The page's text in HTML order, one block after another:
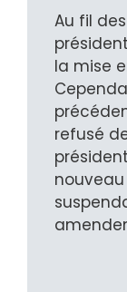
Au fil
la mise
refusé